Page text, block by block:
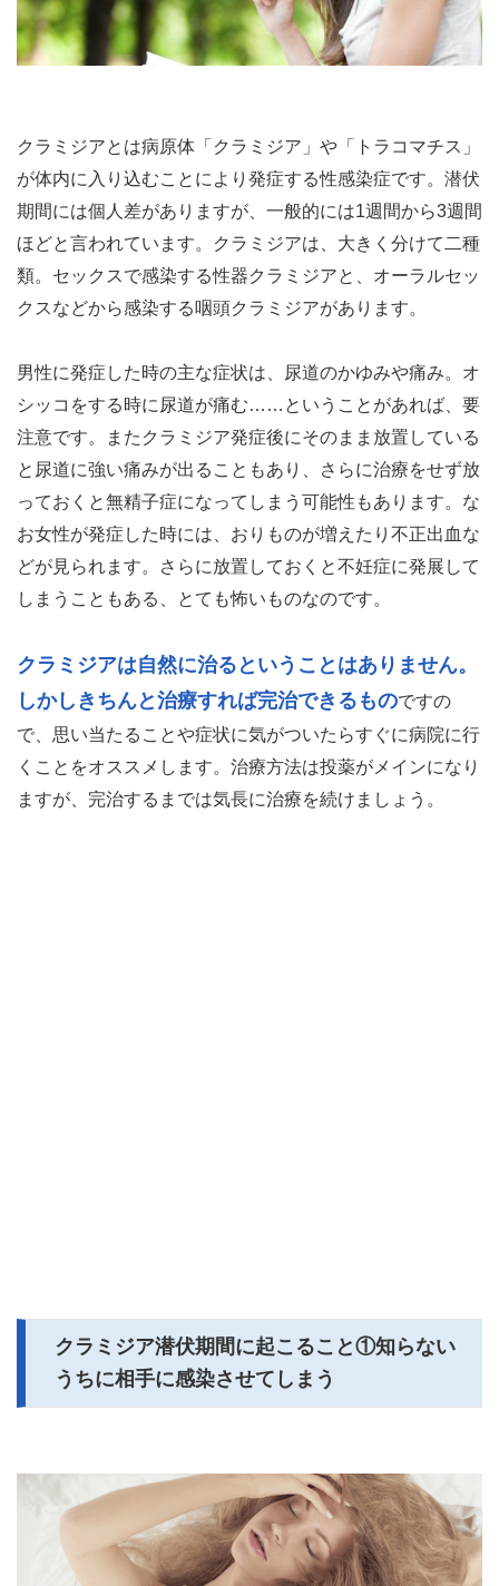
クラミジアとは病原体「クラミジア」や「トラコマチス」
が体内に入り込むことにより発症する性感染症です。潜伏
期間には個人差がありますが、一般的には1週間から3週間
ほどと言われています。クラミジアは、大きく分けて二種
類。セックスで感染する性器クラミジアと、オーラルセッ
クスなどから感染する咽頭クラミジアがあります。
男性に発症した時の主な症状は、尿道のかゆみや痛み。オ
シッコをする時に尿道が痛む……ということがあれば、要
注意です。またクラミジア発症後にそのまま放置している
と尿道に強い痛みが出ることもあり、さらに治療をせず放
っておくと無精子症になってしまう可能性もあります。な
お女性が発症した時には、おりものが増えたり不正出血な
どが見られます。さらに放置しておくと不妊症に発展して
しまうこともある、とても怖いものなのです。
クラミジアは自然に治るということはありません。
しかしきちんと治療すれば完治できるものですの
で、思い当たることや症状に気がついたらすぐに病院に行
くことをオススメします。治療方法は投薬がメインになり
ますが、完治するまでは気長に治療を続けましょう。
クラミジア潜伏期間に起こること①知らない
うちに相手に感染させてしまう